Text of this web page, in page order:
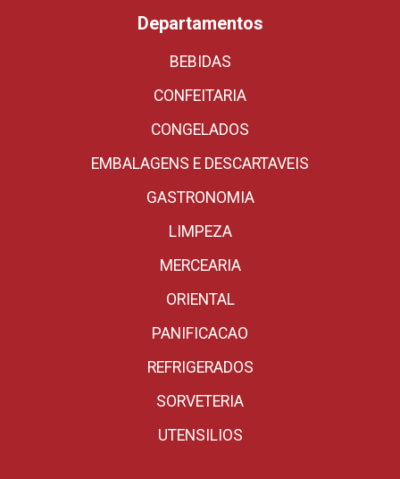
Departamentos
BEBIDAS
CONFEITARIA
CONGELADOS
EMBALAGENS E DESCARTAVEIS
GASTRONOMIA
LIMPEZA
MERCEARIA
ORIENTAL
PANIFICACAO
REFRIGERADOS
SORVETERIA
UTENSILIOS